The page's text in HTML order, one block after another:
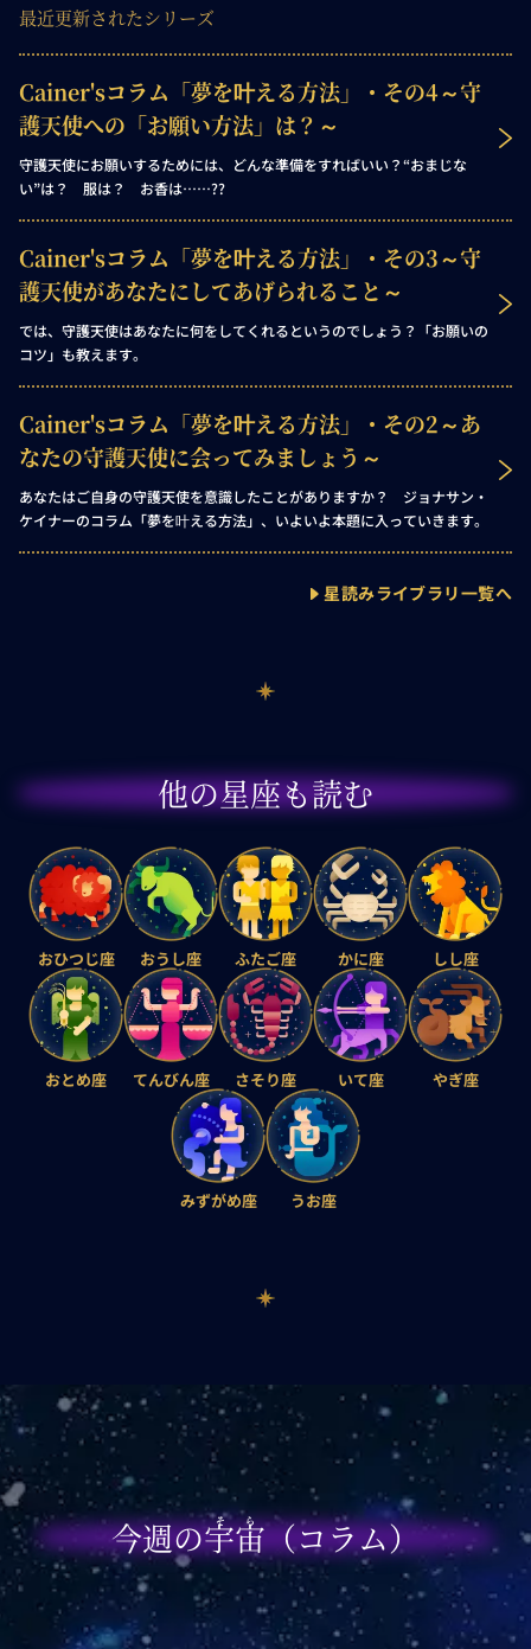
最近更新されたシリーズ
Cainer'sコラム「夢を叶える方法」・その4～守
護天使への「お願い方法」は？～
守護天使にお願いするためには、どんな準備をすればいい？“おまじな
い”は？ 服は？ お香は……??
Cainer'sコラム「夢を叶える方法」・その3～守
護天使があなたにしてあげられること～
では、守護天使はあなたに何をしてくれるというのでしょう？「お願いの
コツ」も教えます。
Cainer'sコラム「夢を叶える方法」・その2～あ
なたの守護天使に会ってみましょう～
あなたはご自身の守護天使を意識したことがありますか？ ジョナサン・
ケイナーのコラム「夢を叶える方法」、いよいよ本題に入っていきます。
星読みライブラリ一覧へ
他の星座も読む
おひつじ座 おうし座 ふたご座 かに座 しし座
おとめ座 てんびん座 さそり座 いて座 やぎ座
みずがめ座 うお座
そら
今週の宇宙（コラム）